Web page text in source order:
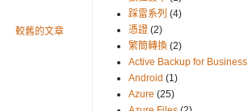
較舊的文章
踩雷系列 (4)
憑證 (2)
繁簡轉換 (2)
Active Backup for Business
Android (1)
Azure (25)